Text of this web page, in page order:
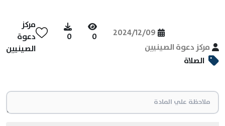
مركز دعوة الصينيين
2024/12/09
0
0
مركز
دعوة
الصينيين
الصلاة